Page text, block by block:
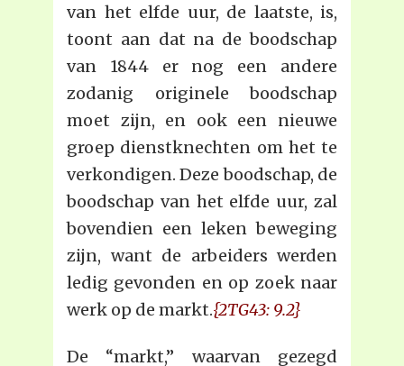
van het elfde uur, de laatste, is,
toont aan dat na de boodschap
van 1844 er nog een andere
zodanig originele boodschap
moet zijn, en ook een nieuwe
groep dienstknechten om het te
verkondigen. Deze boodschap, de
boodschap van het elfde uur, zal
bovendien een leken beweging
zijn, want de arbeiders werden
ledig gevonden en op zoek naar
werk op de markt.{2TG43: 9.2}
De “markt,” waarvan gezegd